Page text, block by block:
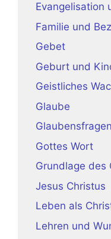
Evangelisation
Familie und
Gebet
Geburt und
Geistliches
Glaube
Glaubensfragen
Gottes Wort
Grundlage des
Jesus Christus
Leben als
Lehren und